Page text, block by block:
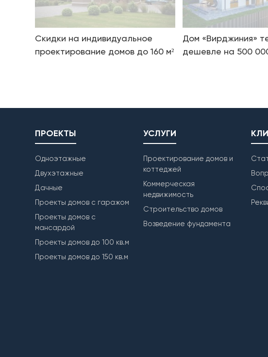
Скидки на индивидуальное
проектирование домов до 160 м²
Дом «Вирджиния»
дешевле на 500
ПРОЕКТЫ
Одноэтажные
Двухэтажные
Дачные
Проекты домов с гаражом
Проекты домов с
мансардой
Проекты домов до 100 кв.м
Проекты домов до 150 кв.м
УСЛУГИ
Проектирование домов и
коттеджей
Коммерческая
недвижимость
Строительство домов
Возведение фундамента